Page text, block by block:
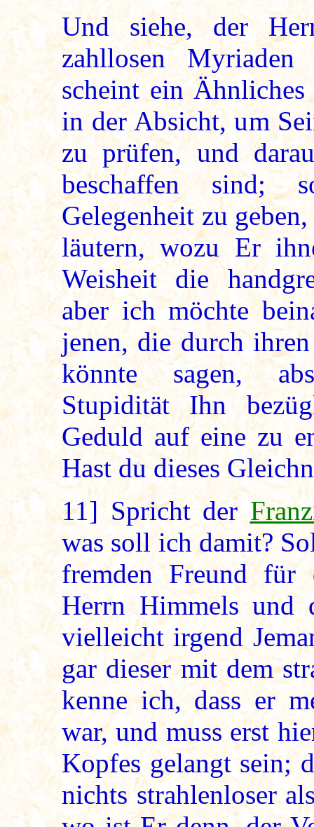
Und siehe, der
zahllosen
scheint ein
in der Absicht, um
zu prüfen, und
beschaffen sind;
Gelegenheit zu
läutern, wozu Er
Weisheit die
aber ich möchte
jenen, die durch
könnte sagen,
Stupidität Ihn
Geduld auf eine zu
Hast du dieses
11]Spricht der
was soll ich damit?
fremden Freund für
Herrn Himmels und
vielleicht irgend
gar dieser mit dem
kenne ich, dass er
war, und muss erst
Kopfes gelangt sein;
nichts strahlenloser